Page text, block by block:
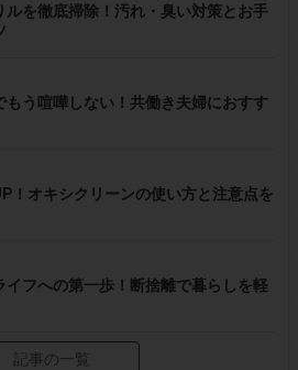
ルを徹底掃除！汚れ・臭い対策とお手
もう喧嘩しない！共働き夫婦におすす
！オキシクリーンの使い方と注意点を
イフへの第一歩！断捨離で暮らしを軽
記事の一覧